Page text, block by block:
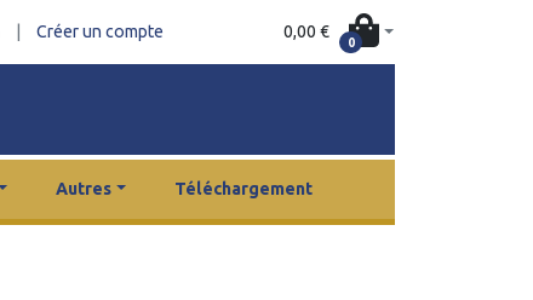
Créer un compte 0,00 €
0
Autres Téléchargement